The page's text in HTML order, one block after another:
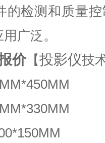
的检测和质量
广泛。
价【投影仪技